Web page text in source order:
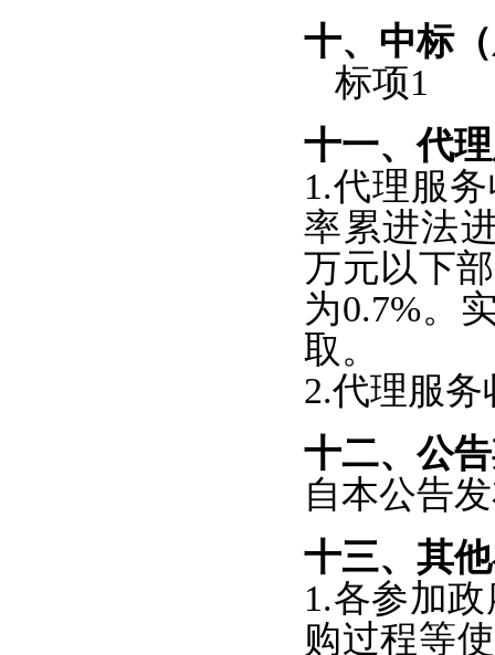
十、中标
标项1
十一、代
1.代理服
率累进法
万元以下
为0.7%。
取。
2.代理服务
十二、公
自本公告
十三、其
1.各参加
购过程等